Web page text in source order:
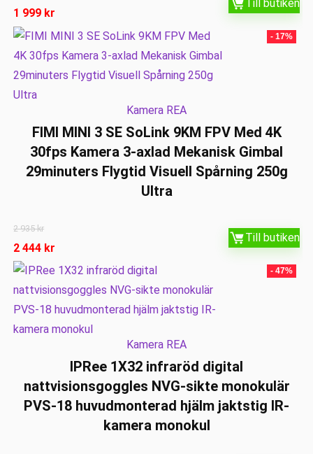
1 999 kr
Till butiken
- 17%
Kamera REA
FIMI MINI 3 SE SoLink 9KM FPV Med 4K
30fps Kamera 3-axlad Mekanisk Gimbal
29minuters Flygtid Visuell Spårning 250g
Ultra
2 935kr
2 444 kr
Till butiken
- 47%
Kamera REA
IPRee 1X32 infraröd digital
nattvisionsgoggles NVG-sikte monokulär
PVS-18 huvudmonterad hjälm jaktstig IR-
kamera monokul